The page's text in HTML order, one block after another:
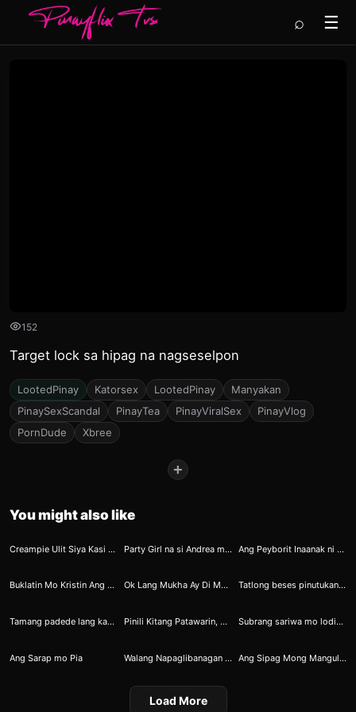
☰
⌕
152
Target lock sa hipag na nagseselpon
LootedPinay Katorsex LootedPinay
Manyakan
PinaySexScandal
PinayTea PinayViralSex
PinayVlog
PornDude
Xbree
+
You might also like
17
Creampie Ulit Siya Kasi Sobrang Sarap Daw Ng Feeling Party Girl na si Andrea mahilig Mag Hubad at Kumantot kahit sa Public Ang Peyborit Inaanak ni Ninong 8
49
Buklatin Mo Kristin Ang Madilim na Tanawin
56
Ok Lang Mukha Ay Di Makita Basta Puke Niya Ay makitang Namamasa Sa Gata
62
Tatlong beses pinutukan si Joan
73
Tamang padede lang kay tropa na palautog
92
Pinili Kitang Patawarin, Ngayon Ikaw Naman Ang Pumili Ng Katapatan Sa Kantutan
128
Subrang sariwa mo lodicake
137
Ang Sarap mo Pia
138
Walang Napaglibanagan Ang Magkaibigan Kaya Sinubukan Magkatutan
142
Ang Sipag Mong Mangulit Alam Ko Na Ang Totoong Dahilan Mo
Load More